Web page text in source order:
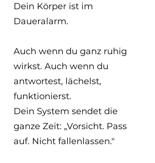
Dein Körper ist im
Daueralarm.
Auch wenn du ganz ruhig
wirkst. Auch wenn du
antwortest, lächelst,
funktionierst.
Dein System sendet die
ganze Zeit: „Vorsicht. Pass
auf. Nicht fallenlassen."